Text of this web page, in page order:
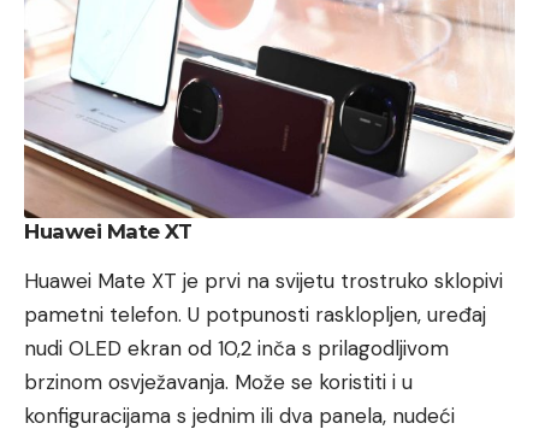
Huawei Mate XT
Huawei Mate XT je prvi na svijetu trostruko sklopivi
pametni telefon. U potpunosti rasklopljen, uređaj
nudi OLED ekran od 10,2 inča s prilagodljivom
brzinom osvježavanja. Može se koristiti i u
konfiguracijama s jednim ili dva panela, nudeći